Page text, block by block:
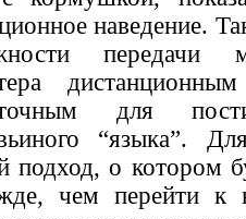
наведение.
передачи
для
“языка”.
подход, о котором
чем перейти к